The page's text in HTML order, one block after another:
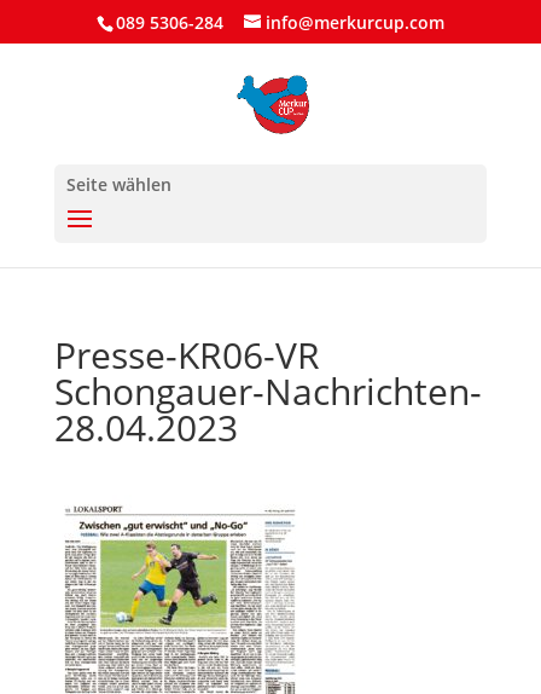
089 5306-284 info@merkurcup.com
Seite wählen
Presse-KR06-VR
Schongauer-Nachrichten-
28.04.2023